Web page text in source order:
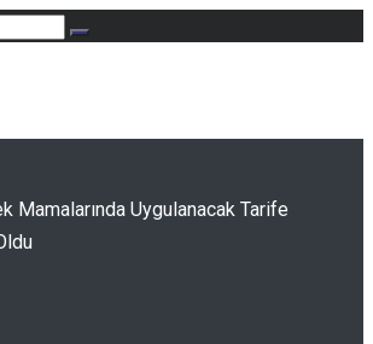
Mamalarında Uygulanacak Tarife